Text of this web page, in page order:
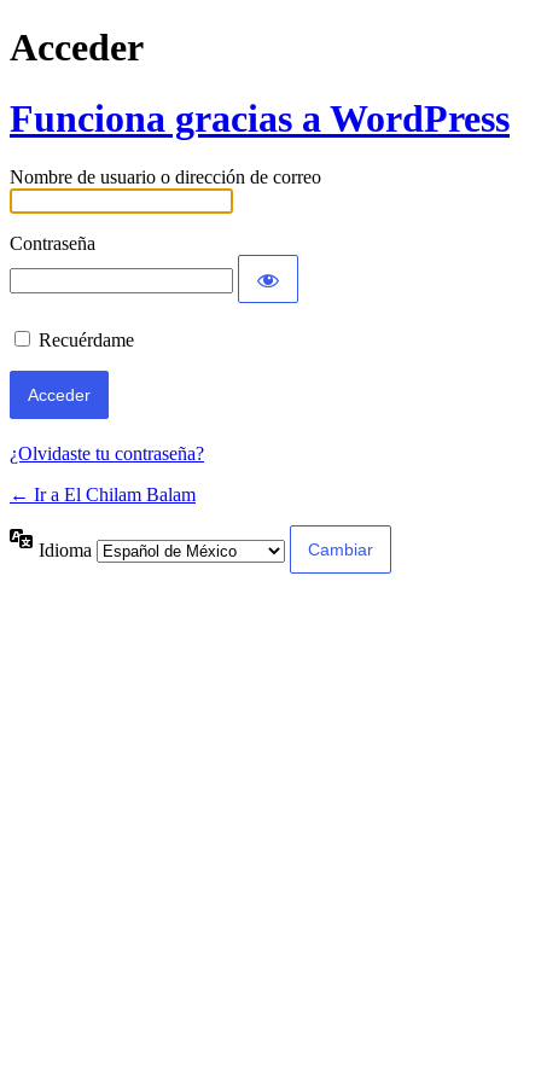
Acceder
Funciona gracias a WordPress
Nombre de usuario o dirección de correo
Contraseña
Recuérdame
¿Olvidaste tu contraseña?
← Ir a El Chilam Balam
Idioma